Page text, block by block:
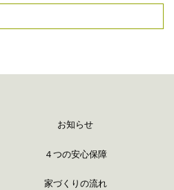
お知らせ
４つの安心保障
家づくりの流れ